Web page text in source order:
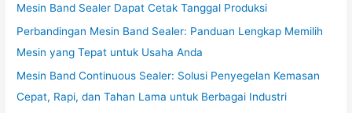
Mesin Band Sealer Dapat Cetak Tanggal Produksi
Perbandingan Mesin Band Sealer: Panduan Lengkap Memilih
Mesin yang Tepat untuk Usaha Anda
Mesin Band Continuous Sealer: Solusi Penyegelan Kemasan
Cepat, Rapi, dan Tahan Lama untuk Berbagai Industri